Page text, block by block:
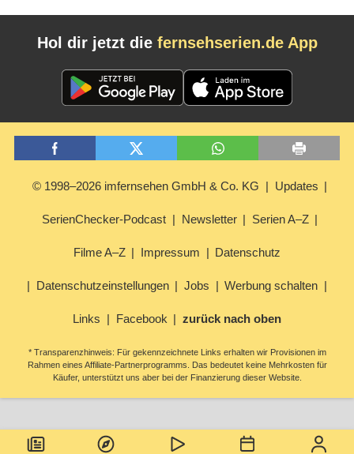
Hol dir jetzt die fernsehserien.de App
© 1998–2026 imfernsehen GmbH & Co. KG Updates
SerienChecker-Podcast Newsletter Serien A–Z
Filme A–Z Impressum Datenschutz
Datenschutzeinstellungen Jobs Werbung schalten
Links Facebook zurück nach oben
* Transparenzhinweis: Für gekennzeichnete Links erhalten wir Provisionen im
Rahmen eines Affiliate-Partnerprogramms. Das bedeutet keine Mehrkosten für
Käufer, unterstützt uns aber bei der Finanzierung dieser Website.